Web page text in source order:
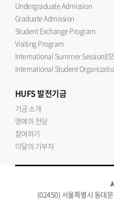
Undergraduate Admission
Graduate Admission
Student Exchange Program
Visiting Program
International Summer
International Student
HUFS발전기금
기금 소개
명예의 전당
참여하기
이달의 기부자
(02450) 서울특별시 동대